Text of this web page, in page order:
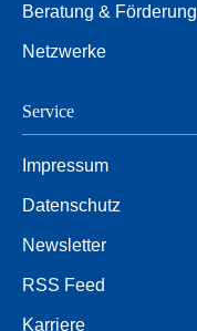
Beratung & Förderung
Netzwerke
Service
Impressum
Datenschutz
Newsletter
RSS Feed
Karriere